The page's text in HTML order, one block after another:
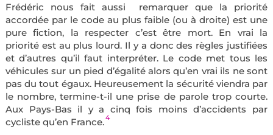
Frédéric nous fait aussi remarquer que la priorité
accordée par le code au plus faible (ou à droite) est une
pure fiction, la respecter c’est être mort. En vrai la
priorité est au plus lourd. Il y a donc des règles justifiées
et d’autres qu’il faut interpréter. Le code met tous les
véhicules sur un pied d’égalité alors qu’en vrai ils ne sont
pas du tout égaux. Heureusement la sécurité viendra par
le nombre, termine-t-il une prise de parole trop courte.
Aux Pays-Bas il y a cinq fois moins d’accidents par
cycliste qu’en France.4